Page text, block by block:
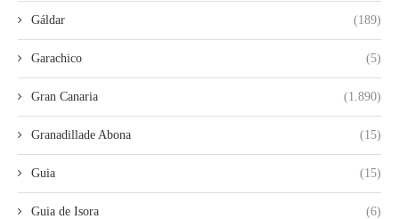
Gáldar (189)
Garachico (5)
Gran Canaria (1.890)
Granadillade Abona (15)
Guia (15)
Guia de Isora (6)